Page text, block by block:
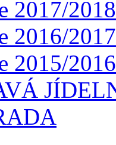
2017/2018
2016/2017
2015/2016